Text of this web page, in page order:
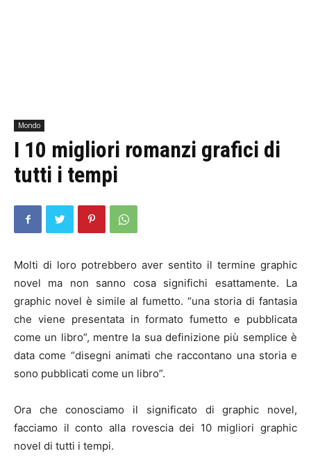
Mondo
I 10 migliori romanzi grafici di
tutti i tempi
Molti di loro potrebbero aver sentito il termine graphic
novel ma non sanno cosa significhi esattamente. La
graphic novel è simile al fumetto. “una storia di fantasia
che viene presentata in formato fumetto e pubblicata
come un libro”, mentre la sua definizione più semplice è
data come “disegni animati che raccontano una storia e
sono pubblicati come un libro”.
Ora che conosciamo il significato di graphic novel,
facciamo il conto alla rovescia dei 10 migliori graphic
novel di tutti i tempi.